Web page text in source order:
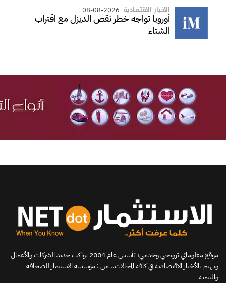
الأخبار الاقتصادية 08-08-2026
أوروبا تواجه خطر نقص الديزل مع اقتراب
الشتاء
موقع معلوماتي ترويجي وخدمي؛ تأسس عام 2004 يواكب جديد الشركات والأعمال
ويهتم بالأخبار الاقتصادية في كافة المجالات.. من : مؤسسة الاستثمار للصحافة
والتنمية